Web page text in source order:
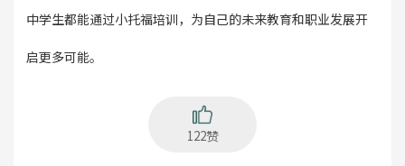
中学生都能通过小托福培训，为自己的未来教育和职业发展开
启更多可能。
122赞